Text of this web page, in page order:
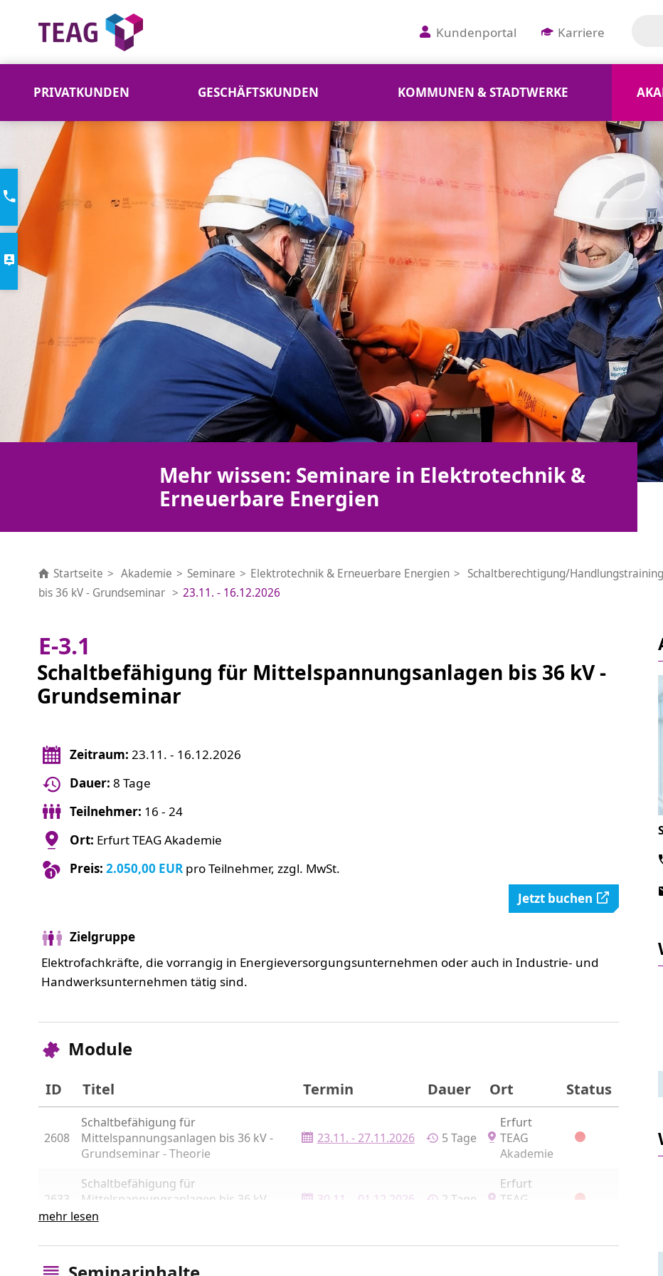
Kundenportal Karriere
PRIVATKUNDEN GESCHÄFTSKUNDEN KOMMUNEN & STADTWERKE
Mehr wissen: Seminare in Elektrotechnik &
Erneuerbare Energien
Startseite Akademie Seminare Elektrotechnik & Erneuerbare Energien Schaltberechtigung/Handlungstraining
bis 36 kV - Grundseminar
23.11. - 16.12.2026
E-3.1
Schaltbefähigung für Mittelspannungsanlagen bis 36 kV -
Grundseminar
Zeitraum: 23.11. - 16.12.2026
Dauer: 8 Tage
Teilnehmer: 16 - 24
Ort: Erfurt TEAG Akademie
Preis: 2.050,00 EUR pro Teilnehmer, zzgl. MwSt.
Jetzt buchen
Zielgruppe
Elektrofachkräfte, die vorrangig in Energieversorgungsunternehmen oder auch in Industrie- und
Handwerksunternehmen tätig sind.
Module
ID Titel Termin Dauer Ort Status
2608
Schaltbefähigung für
Mittelspannungsanlagen bis 36 kV -
Grundseminar - Theorie
23.11. - 27.11.2026 5 Tage
Erfurt
TEAG
Akademie
2633
Schaltbefähigung für
Mittelspannungsanlagen bis 36 kV -
Grundseminar - Praxis
30.11. - 01.12.2026 2 Tage
Erfurt
TEAG
Schaltbefähigung für
Erfurt
mehr lesen